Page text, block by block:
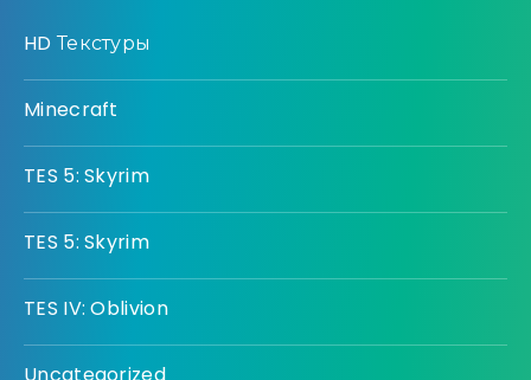
HD Текстуры
Minecraft
TES 5: Skyrim
TES 5: Skyrim
TES IV: Oblivion